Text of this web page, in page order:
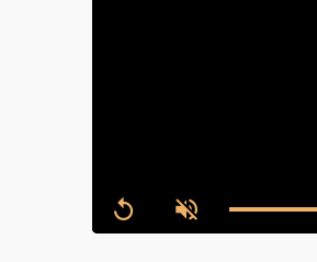
Replay Unmute